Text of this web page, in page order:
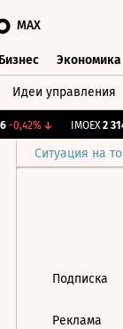
MAX
Бизнес Экономика
Идеи управления
-0,42%↓ IMOEX 2
Ситуация на
Подписка
Реклама